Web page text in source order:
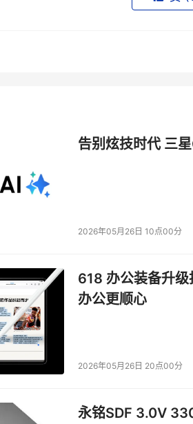
PSS2026亚太卓越采购峰会——上海
土的资深采购专家、供应链决策者以
时代：AI赋能、韧性升级与间接支出重构
接采购决策者
、品类管理、供应商管理、采购解决
头部跨国企业与行业先锋的实战发声
告别炫技时代 三
2026年05月26日 10点00分
618 办公装备升
办公更顺心
2026年05月26日 20点00分
永铭SDF 3.0V